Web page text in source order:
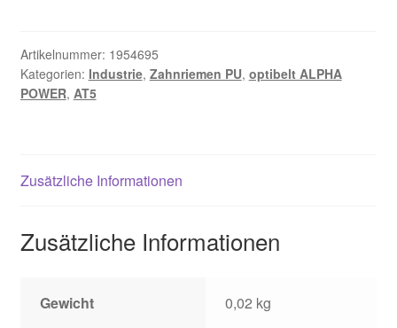
Zahlungsarten
AP
Menge
Artikelnummer: 1954695
Kategorien: Industrie, Zahnriemen PU, optibelt ALPHA
POWER, AT5
Zusätzliche Informationen
Zusätzliche Informationen
Gewicht 0,02 kg